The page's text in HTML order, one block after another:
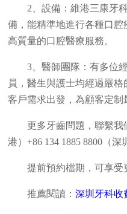
2、設備：維港三康牙
備，能精準地進行各種口
高質量的口腔醫療服務。
3、醫師團隊：有多位
員，醫生與護士均經過嚴
客戶需求出發，為顧客定制
更多牙齒問題，聯繫我
港）+86 134 1885 8800（深
提前預約檔期，可享受
推薦閱讀：深圳牙科收